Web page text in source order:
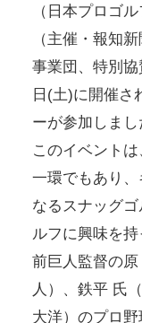
（日本プロゴ
（主催・報知
事業団、特別
日(土)に開催さ
ーが参加しまし
このイベント
一環でもあり
なるスナッグ
ルフに興味を持
前巨人監督の
人）、鉄平 氏
大洋）のプロ